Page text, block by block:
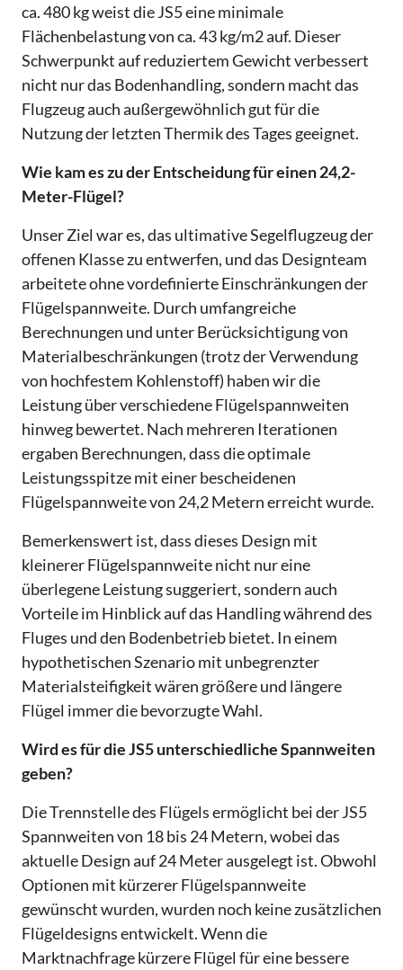
ca. 480 kg weist die JS5 eine minimale
Flächenbelastung von ca. 43 kg/m2 auf. Dieser
Schwerpunkt auf reduziertem Gewicht verbessert
nicht nur das Bodenhandling, sondern macht das
Flugzeug auch außergewöhnlich gut für die
Nutzung der letzten Thermik des Tages geeignet.
Wie kam es zu der Entscheidung für einen 24,2-
Meter-Flügel?
Unser Ziel war es, das ultimative Segelflugzeug der
offenen Klasse zu entwerfen, und das Designteam
arbeitete ohne vordefinierte Einschränkungen der
Flügelspannweite. Durch umfangreiche
Berechnungen und unter Berücksichtigung von
Materialbeschränkungen (trotz der Verwendung
von hochfestem Kohlenstoff) haben wir die
Leistung über verschiedene Flügelspannweiten
hinweg bewertet. Nach mehreren Iterationen
ergaben Berechnungen, dass die optimale
Leistungsspitze mit einer bescheidenen
Flügelspannweite von 24,2 Metern erreicht wurde.
Bemerkenswert ist, dass dieses Design mit
kleinerer Flügelspannweite nicht nur eine
überlegene Leistung suggeriert, sondern auch
Vorteile im Hinblick auf das Handling während des
Fluges und den Bodenbetrieb bietet. In einem
hypothetischen Szenario mit unbegrenzter
Materialsteifigkeit wären größere und längere
Flügel immer die bevorzugte Wahl.
Wird es für die JS5 unterschiedliche Spannweiten
geben?
Die Trennstelle des Flügels ermöglicht bei der JS5
Spannweiten von 18 bis 24 Metern, wobei das
aktuelle Design auf 24 Meter ausgelegt ist. Obwohl
Optionen mit kürzerer Flügelspannweite
gewünscht wurden, wurden noch keine zusätzlichen
Flügeldesigns entwickelt. Wenn die
Marktnachfrage kürzere Flügel für eine bessere